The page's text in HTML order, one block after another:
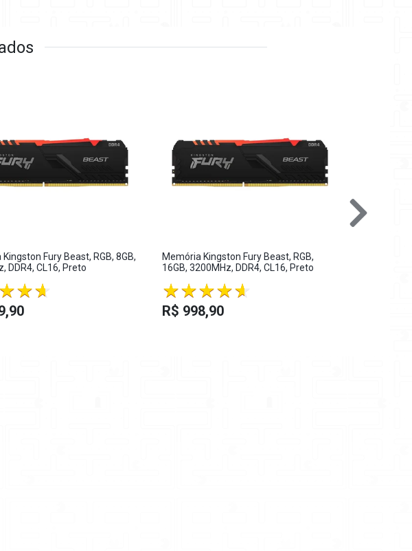
Fury Beast, RGB, 8GB,
DDR4, CL16, Preto
Memória Kingston Fury Beast, RGB,
16GB, 3200MHz, DDR4, CL16, Preto
R$ 998,90